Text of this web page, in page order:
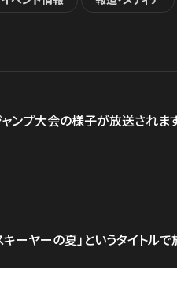
プ大会の様子が放送されます
ヤーの夏」というタイトルで